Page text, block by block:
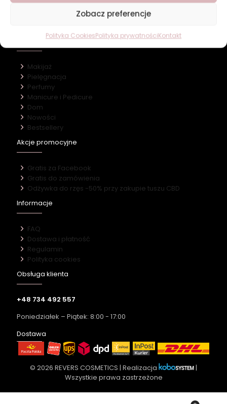
Zobacz preferencje
Polityka CookiesPolityka prywatnościKontakt
O firmie
Kategorie
Makijaż
Pielęgnacja
Perfumy
Manicure i Pedicure
Dom
Nowości
Bestsellery
Akcje promocyjne
Gratis za Facebook
Gratis do zamówienia
Odżywka do rzęs -50% przy zakupie tuszu CBD
Informacje
FAQ
Dostawa i płatność
Regulamin
Polityka cookies
Obsługa klienta
+48 734 492 557
Poniedziałek – Piątek: 8:00 - 17:00
Dostawa
© 2026 REVERS COSMETICS | Realizacja
|
Wszystkie prawa zastrzeżone